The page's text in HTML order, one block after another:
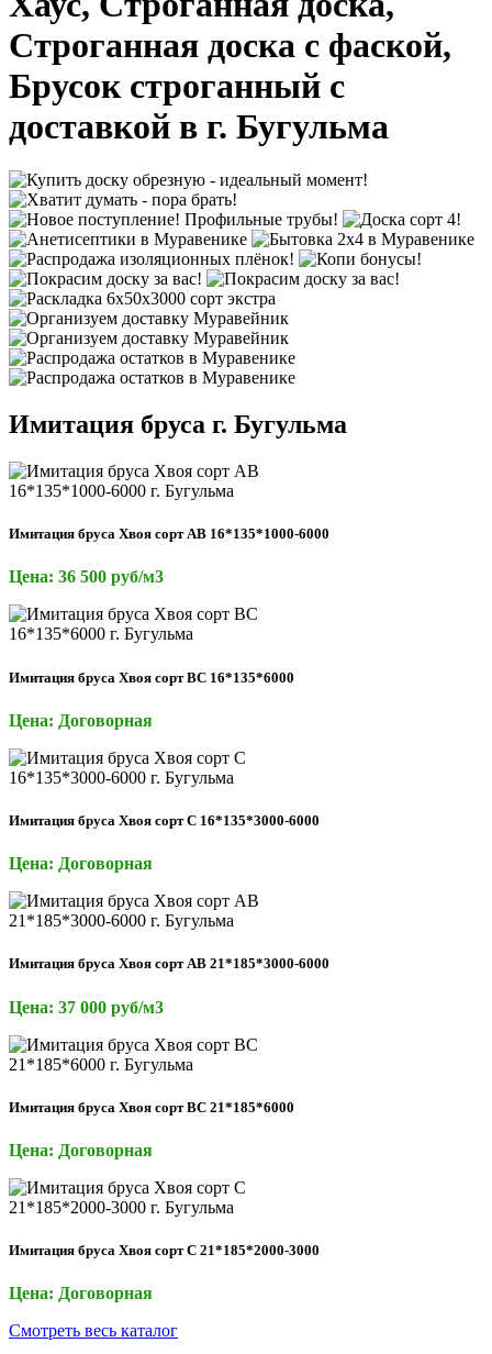
Строганная доска с фаской,
Брусок строганный с
доставкой в г. Бугульма
Имитация бруса г. Бугульма
Имитация бруса Хвоя сорт АВ 16*135*1000-6000
Цена: 36 500 руб/м3
Имитация бруса Хвоя сорт ВС 16*135*6000
Цена: Договорная
Имитация бруса Хвоя сорт С 16*135*3000-6000
Цена: Договорная
Имитация бруса Хвоя сорт АВ 21*185*3000-6000
Цена: 37 000 руб/м3
Имитация бруса Хвоя сорт ВС 21*185*6000
Цена: Договорная
Имитация бруса Хвоя сорт С 21*185*2000-3000
Цена: Договорная
Смотреть весь каталог